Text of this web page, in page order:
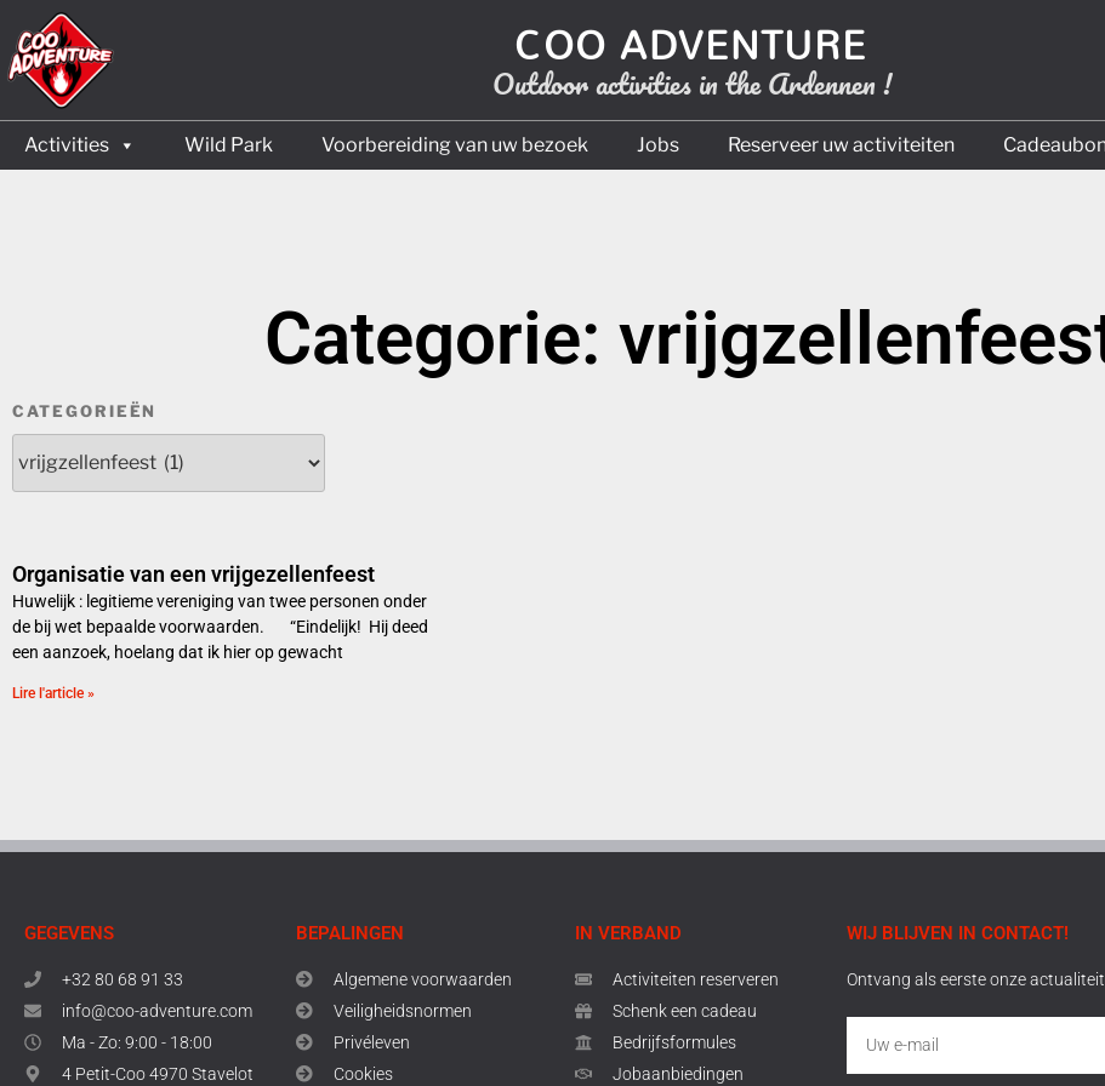
COO ADVENTURE
Outdoor activities in the Ardennen !
Activities Wild Park Voorbereiding van uw bezoek Jobs Reserveer uw activiteiten
Categorie:
CATEGORIEËN
Organisatie van een vrijgezellenfeest
Huwelijk : legitieme vereniging van twee personen onder
de bij wet bepaalde voorwaarden. “Eindelijk! Hij deed
een aanzoek, hoelang dat ik hier op gewacht
Lire l'article »
GEGEVENS
+32 80 68 91 33
info@coo-adventure.com
Ma - Zo: 9:00 - 18:00
4 Petit-Coo 4970 Stavelot
BEPALINGEN
Algemene voorwaarden
Veiligheidsnormen
Privéleven
Cookies
IN VERBAND
Activiteiten reserveren
Schenk een cadeau
Bedrijfsformules
Jobaanbiedingen
WIJ BLIJVEN IN CONTACT!
Ontvang als eerste onze